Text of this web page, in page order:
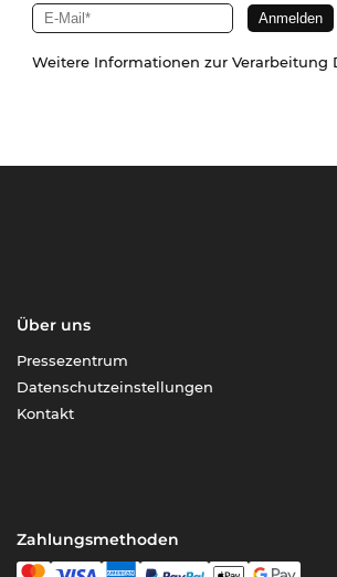
Weitere Informationen zur
Über uns
Pressezentrum
Datenschutzeinstellungen
Kontakt
Zahlungsmethoden